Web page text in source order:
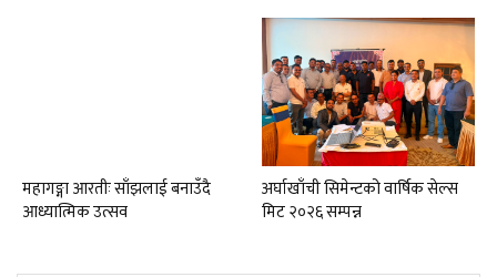
महागङ्गा आरतीः साँझलाई बनाउँदै
आध्यात्मिक उत्सव
अर्घाखाँची सिमेन्टको वार्षिक सेल्स
मिट २०२६ सम्पन्न